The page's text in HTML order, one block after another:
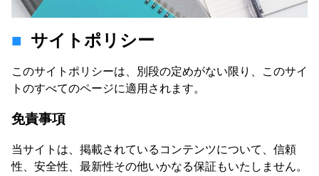
サイトポリシー
このサイトポリシーは、別段の定めがない限り、このサイ
トのすべてのページに適用されます。
免責事項
当サイトは、掲載されているコンテンツについて、信頼
性、安全性、最新性その他いかなる保証もいたしません。